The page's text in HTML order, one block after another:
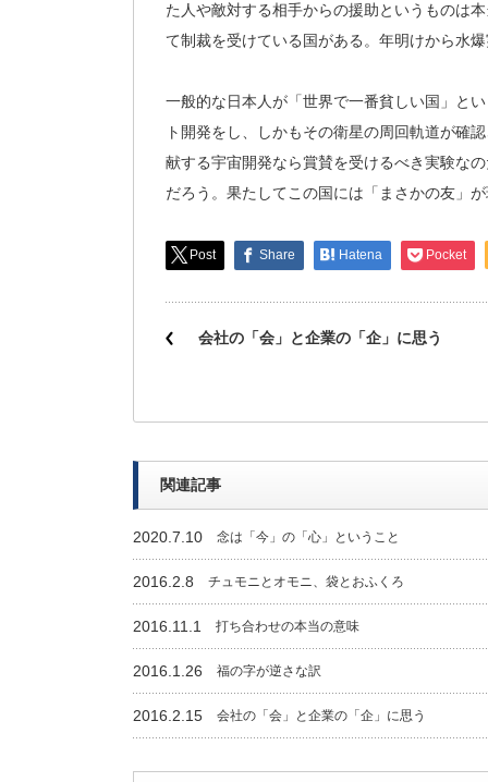
た人や敵対する相手からの援助というものは
て制裁を受けている国がある。年明けから水
一般的な日本人が「世界で一番貧しい国」と
ト開発をし、しかもその衛星の周回軌道が確
献する宇宙開発なら賞賛を受けるべき実験な
だろう。果たしてこの国には「まさかの友」
Post Share Hatena Pocket
会社の「会」と企業の「企」に思う
関連記事
2020.7.10 念は「今」の「心」ということ
2016.2.8 チュモニとオモニ、袋とおふくろ
2016.11.1 打ち合わせの本当の意味
2016.1.26 福の字が逆さな訳
2016.2.15 会社の「会」と企業の「企」に思う